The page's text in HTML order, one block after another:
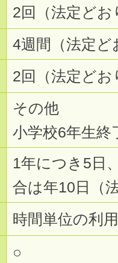
2回（法定どお
4週間（法定ど
2回（法定どお
その他
小学校6年生終
1年につき5日
合は年10日（
時間単位の利用
○